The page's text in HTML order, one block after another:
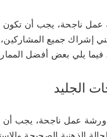
ناجحة، يجب أن تكون
إشراك جميع المشاركين،
فيما يلي بعض أفضل
الجليد
عمل ناجحة، يجب أن